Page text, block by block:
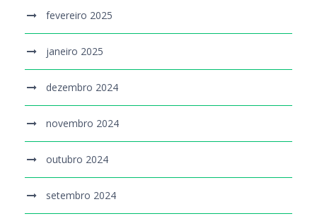
fevereiro 2025
janeiro 2025
dezembro 2024
novembro 2024
outubro 2024
setembro 2024